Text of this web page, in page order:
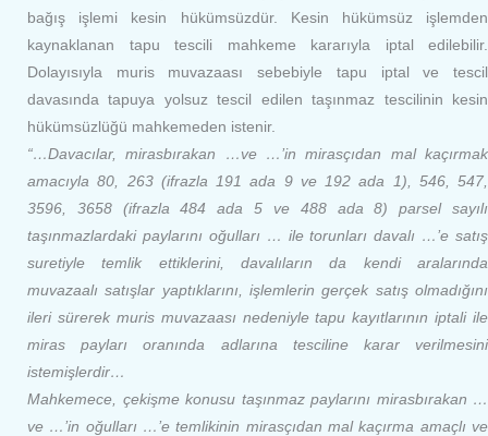
bağış işlemi kesin hükümsüzdür. Kesin hükümsüz işlemden
kaynaklanan tapu tescili mahkeme kararıyla iptal edilebilir.
Dolayısıyla muris muvazaası sebebiyle tapu iptal ve tescil
davasında tapuya yolsuz tescil edilen taşınmaz tescilinin kesin
hükümsüzlüğü mahkemeden istenir.
“…Davacılar, mirasbırakan …ve …’in mirasçıdan mal kaçırmak
amacıyla 80, 263 (ifrazla 191 ada 9 ve 192 ada 1), 546, 547,
3596, 3658 (ifrazla 484 ada 5 ve 488 ada 8) parsel sayılı
taşınmazlardaki paylarını oğulları … ile torunları davalı …’e satış
suretiyle temlik ettiklerini, davalıların da kendi aralarında
muvazaalı satışlar yaptıklarını, işlemlerin gerçek satış olmadığını
ileri sürerek muris muvazaası nedeniyle tapu kayıtlarının iptali ile
miras payları oranında adlarına tesciline karar verilmesini
istemişlerdir…
Mahkemece, çekişme konusu taşınmaz paylarını mirasbırakan …
ve …’in oğulları …’e temlikinin mirasçıdan mal kaçırma amaçlı ve